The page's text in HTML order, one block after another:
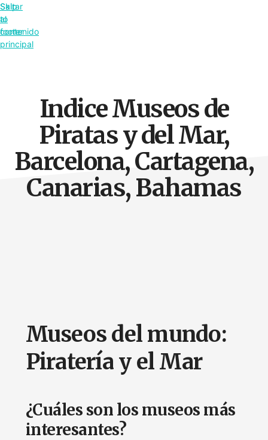
Saltar
al
contenido
principal
Skip
to
footer
Indice Museos de
Piratas y del Mar,
Barcelona, Cartagena,
Canarias, Bahamas
Museos del mundo:
Piratería y el Mar
¿Cuáles son los museos más
interesantes?